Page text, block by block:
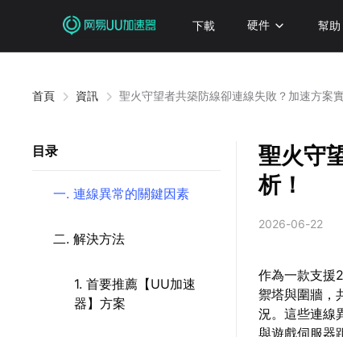
下載 硬件 幫助
首頁 資訊 聖火守望者共築防線卻連線失敗？加速方案
目录
一. 連線異常的關鍵因素
二. 解決方法
1. 首要推薦【UU加速
器】方案
聖火守
析！
2026-06-22
作為一款支援
禦塔與圍牆，
況。這些連線
與遊戲伺服器